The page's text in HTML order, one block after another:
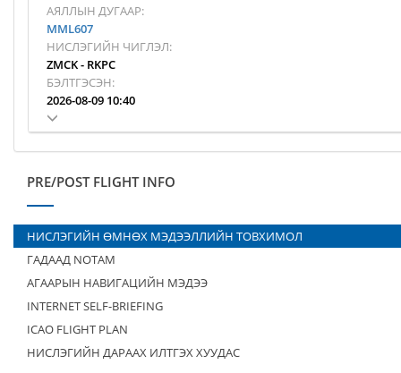
АЯЛЛЫН ДУГААР:
MML607
НИСЛЭГИЙН ЧИГЛЭЛ:
ZMCK- RKPC
БЭЛТГЭСЭН:
2026-08-09 10:40
PRE/POST FLIGHT INFO
НИСЛЭГИЙН ӨМНӨХ МЭДЭЭЛЛИЙН ТОВХИМОЛ
ГАДААД NOTAM
АГААРЫН НАВИГАЦИЙН МЭДЭЭ
INTERNET SELF-BRIEFING
ICAO FLIGHT PLAN
НИСЛЭГИЙН ДАРААХ ИЛТГЭХ ХУУДАС